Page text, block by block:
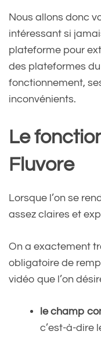
Nous allons donc
intéressant si
plateforme pour
des plateformes
fonctionnement,
inconvénients.
Le
Fluvore
Lorsque l’on se
assez claires et
On a exactement
obligatoire de
vidéo que l’on
le champ
c’est-à-dire